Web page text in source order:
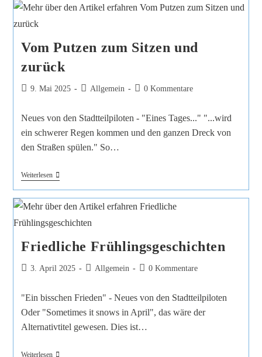
Vom Putzen zum Sitzen und
zurück
9. Mai 2025 Allgemein 0 Kommentare
Neues von den Stadtteilpiloten - "Eines Tages..." "...wird
ein schwerer Regen kommen und den ganzen Dreck von
den Straßen spülen." So…
Weiterlesen
Friedliche Frühlingsgeschichten
3. April 2025 Allgemein 0 Kommentare
"Ein bisschen Frieden" - Neues von den Stadtteilpiloten
Oder "Sometimes it snows in April", das wäre der
Alternativtitel gewesen. Dies ist…
Weiterlesen